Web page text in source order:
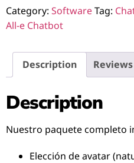
Category: SoftwareTag:
All-e Chatbot
Description Reviews
Description
Nuestro paquete completo
Elección de avatar